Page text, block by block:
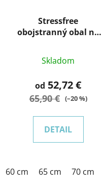
Stressfree
obojstranný obal na
hodnotenie
produktu
je
z
5
Skladom
od 52,72 €
65,90 € (–20 %)
DETAIL
60 cm 65 cm 70 cm